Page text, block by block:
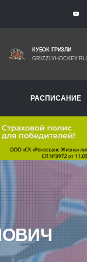
КУБОК ГРИЗЛИ
GRIZZLYHOCKEY.RU
РАСПИСАНИЕ